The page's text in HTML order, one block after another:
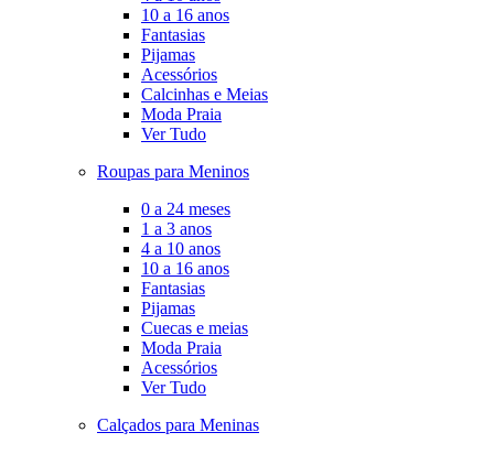
10 a 16 anos
Fantasias
Pijamas
Acessórios
Calcinhas e Meias
Moda Praia
Ver Tudo
Roupas para Meninos
0 a 24 meses
1 a 3 anos
4 a 10 anos
10 a 16 anos
Fantasias
Pijamas
Cuecas e meias
Moda Praia
Acessórios
Ver Tudo
Calçados para Meninas